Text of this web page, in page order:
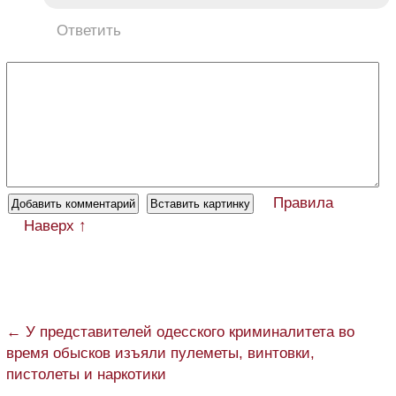
Ответить
Правила
Наверх ↑
← У представителей одесского криминалитета во
время обысков изъяли пулеметы, винтовки,
пистолеты и наркотики